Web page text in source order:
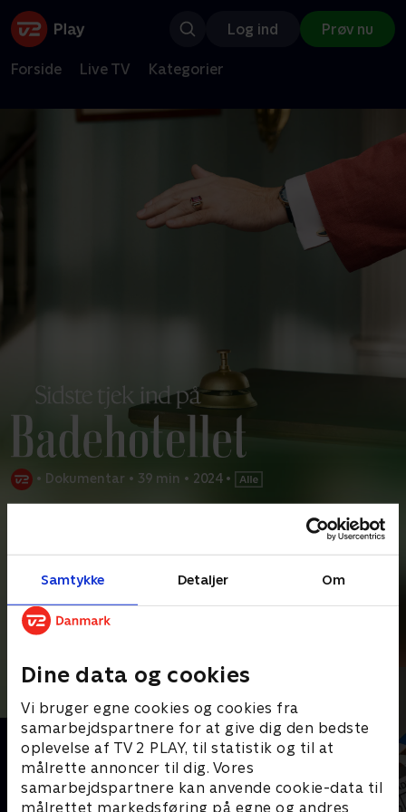
Samtykke Detaljer Om
Dine data og cookies
Vi bruger egne cookies og cookies fra
samarbejdspartnere for at give dig den bedste
oplevelse af TV 2 PLAY, til statistik og til at
målrette annoncer til dig. Vores
samarbejdspartnere kan anvende cookie-data til
målrettet markedsføring på egne og andres
Log ind Prøv nu
Forside Live TV Kategorier
• Dokumentar • 39 min • 2024 •
Mød flere af seriens skuespillere og trofaste fans, der fortæller,
Andre så også